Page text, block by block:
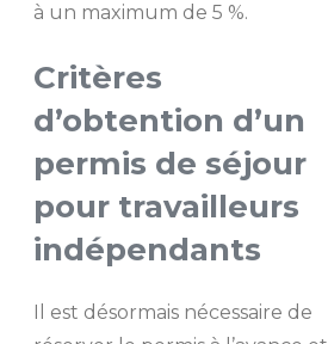
à un maximum de 5 %.
Critères
d’obtention d’un
permis de séjour
pour travailleurs
indépendants
Il est désormais nécessaire de